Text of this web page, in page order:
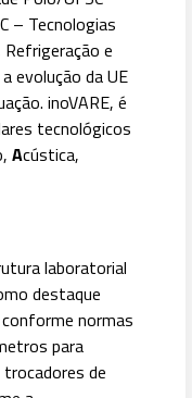
– Tecnologias
e
evolução da UE
inoVARE, é
tecnológicos
Acústica,
laboratorial
destaque
normas
para
de